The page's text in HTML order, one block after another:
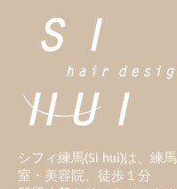
シフィ練馬(Si hui)は、 練
室・美容院、徒歩１分